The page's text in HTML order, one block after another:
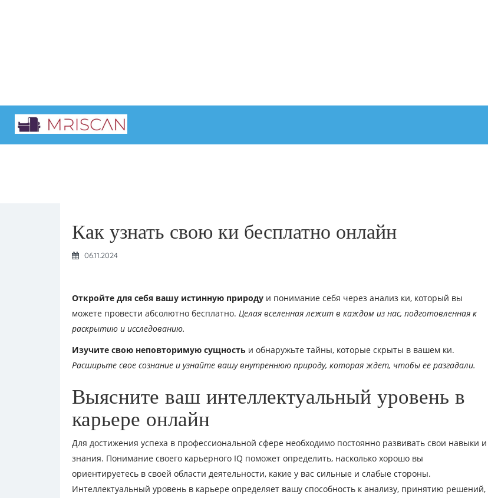
Как узнать свою ки бесплатно онлайн
06.11.2024
Откройте для себя вашу истинную природу и понимание себя через анализ ки, который вы
можете провести абсолютно бесплатно. Целая вселенная лежит в каждом из нас, подготовленная к
раскрытию и исследованию.
Изучите свою неповторимую сущность и обнаружьте тайны, которые скрыты в вашем ки.
Расширьте свое сознание и узнайте вашу внутреннюю природу, которая ждет, чтобы ее разгадали.
Выясните ваш интеллектуальный уровень в
карьере онлайн
Для достижения успеха в профессиональной сфере необходимо постоянно развивать свои навыки и
знания. Понимание своего карьерного IQ поможет определить, насколько хорошо вы
ориентируетесь в своей области деятельности, какие у вас сильные и слабые стороны.
Интеллектуальный уровень в карьере определяет вашу способность к анализу, принятию решений,